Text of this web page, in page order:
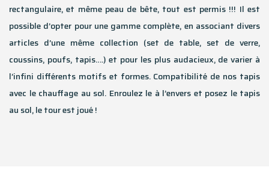
rectangulaire, et même peau de bête, tout est permis !!! Il est
possible d’opter pour une gamme complète, en associant divers
articles d’une même collection (set de table, set de verre,
coussins, poufs, tapis….) et pour les plus audacieux, de varier à
l’infini différents motifs et formes. Compatibilité de nos tapis
avec le chauffage au sol. Enroulez le à l’envers et posez le tapis
au sol, le tour est joué !